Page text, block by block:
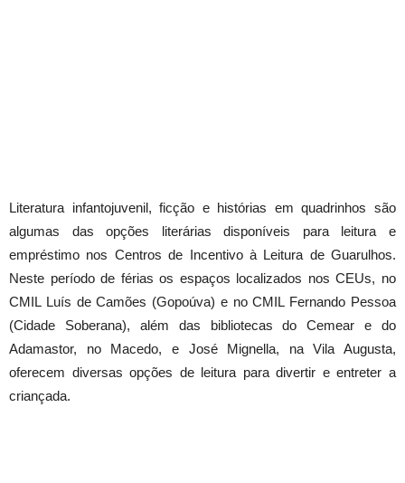
Literatura infantojuvenil, ficção e histórias em quadrinhos são
algumas das opções literárias disponíveis para leitura e
empréstimo nos Centros de Incentivo à Leitura de Guarulhos.
Neste período de férias os espaços localizados nos CEUs, no
CMIL Luís de Camões (Gopoúva) e no CMIL Fernando Pessoa
(Cidade Soberana), além das bibliotecas do Cemear e do
Adamastor, no Macedo, e José Mignella, na Vila Augusta,
oferecem diversas opções de leitura para divertir e entreter a
criançada.